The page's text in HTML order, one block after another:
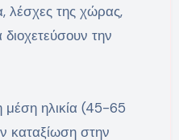
λέσχες της χώρας,
την
μέση ηλικία (45-65
καταξίωση στην